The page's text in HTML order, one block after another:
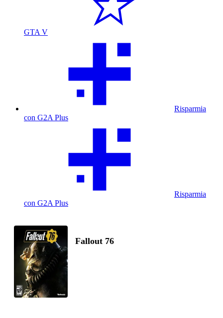
GTA V
Risparmia
con G2A Plus
Risparmia
con G2A Plus
Fallout 76